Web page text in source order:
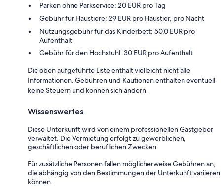
Parken ohne Parkservice: 20 EUR pro Tag
Gebühr für Haustiere: 29 EUR pro Haustier, pro Nacht
Nutzungsgebühr für das Kinderbett: 50.0 EUR pro
Aufenthalt
Gebühr für den Hochstuhl: 30 EUR pro Aufenthalt
Die oben aufgeführte Liste enthält vielleicht nicht alle
Informationen. Gebühren und Kautionen enthalten eventuell
keine Steuern und können sich ändern.
Wissenswertes
Diese Unterkunft wird von einem professionellen Gastgeber
verwaltet. Die Vermietung erfolgt zu gewerblichen,
geschäftlichen oder beruflichen Zwecken.
Für zusätzliche Personen fallen möglicherweise Gebühren an,
die abhängig von den Bestimmungen der Unterkunft variieren
können.